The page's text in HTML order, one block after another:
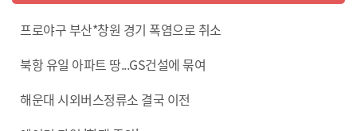
프로야구 부산*창원 경기 폭염으로 취소
북항 유일 아파트 땅...GS건설에 묶여
해운대 시외버스정류소 결국 이전